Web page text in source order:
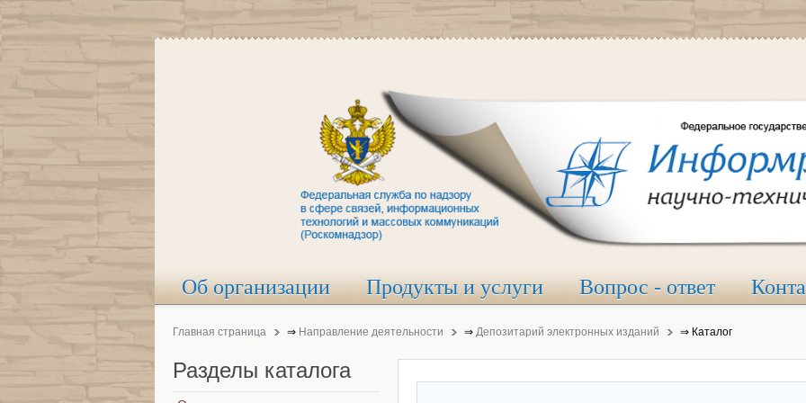
Об организации Продукты и услуги Вопрос - ответ
Главная страница ⇒ Направление деятельности ⇒ Депозитарий электронных изданий ⇒ Каталог
Разделы каталога